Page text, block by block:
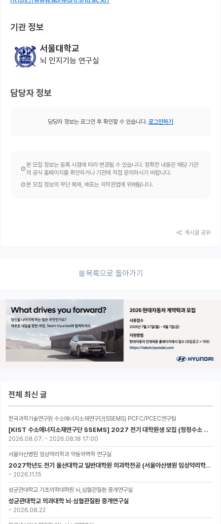
기관 정보
서울대학교
뇌 인지기능 연구실
담당자 정보
담당자 정보는 로그인 후 확인할 수 있습니다. 로그인하기
본 모집 정보는 등록 시점에 따라 변경될 수 있습니다. 정확한 내용은 해당 기관
의 공식 홈페이지를 확인하거나 기관에 직접 문의하시기 바랍니다.
본 모집 정보의 무단 복제, 배포는 저작권법에 위배됩니다.
게시글 공유
목록으로 돌아가기
전체 최신 글
한국과학기술연구원 수소에너지소재연구단(SSEMS) PCFC/PCEC연구팀
[KIST 수소에너지소재연구단 SSEMS] 2027 전기 대학원생 모집 (청정수소 생산/활용을 위한 프로톤 세라믹 전지)
2026.08.07. ~ 2026.08.18 17:00
서울아산병원 임상약리학과 약동약력학 연구실
2027학년도 전기 울산대학교 일반대학원 의과학전공 (서울아산병원 임상약리학과 약동약력학 연구실) 대학원생 모집공고
~ 2026.11.15
성균관대학교 기초의학대학원 뇌,심혈관질환 중개연구실
성균관대학교 의과대학 뇌·심혈관질환 중개연구실
~ 2026.08.22